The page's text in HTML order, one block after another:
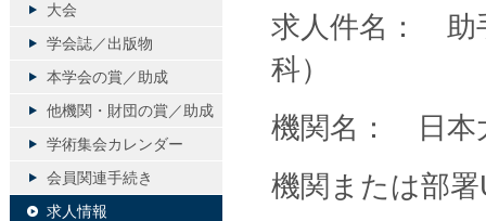
求人件名： 助
科）
機関名： 日本
機関または部
大会
学会誌／出版物
本学会の賞／助成
他機関・財団の賞／助成
学術集会カレンダー
会員関連手続き
求人情報